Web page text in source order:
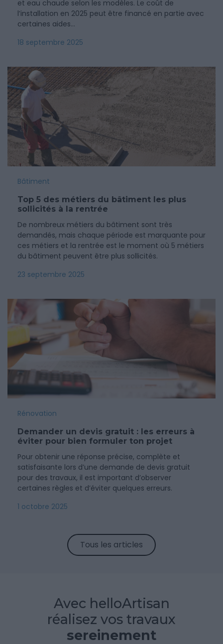
et eau chaude selon les modèles. Le coût de
l’installation en 2025 peut être financé en partie avec
certaines aides…
18 septembre 2025
Bâtiment
Top 5 des métiers du bâtiment les plus
sollicités à la rentrée
De nombreux métiers du bâtiment sont très
demandés, mais chaque période est marquante pour
ces métiers et la rentrée est le moment où 5 métiers
du bâtiment peuvent être plus sollicités.
23 septembre 2025
Rénovation
Demander un devis gratuit : les erreurs à
éviter pour bien formuler ton projet
Pour obtenir une réponse précise, complète et
satisfaisante lors d’une demande de devis gratuit
pour des travaux, il est important d’observer
certaines règles et d’éviter quelques erreurs.
1 octobre 2025
Tous les articles
Avec helloArtisan
réalisez vos travaux
sereinement